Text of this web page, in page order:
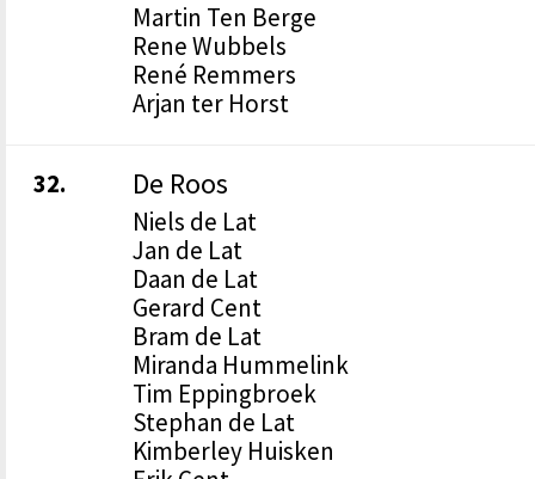
Martin Ten Berge
Rene Wubbels
René Remmers
Arjan ter Horst
32. De Roos
Niels de Lat
Jan de Lat
Daan de Lat
Gerard Cent
Bram de Lat
Miranda Hummelink
Tim Eppingbroek
Stephan de Lat
Kimberley Huisken